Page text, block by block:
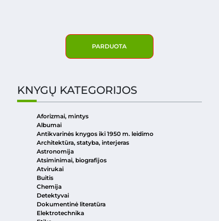
PARDUOTA
KNYGŲ KATEGORIJOS
Aforizmai, mintys
Albumai
Antikvarinės knygos iki 1950 m. leidimo
Architektūra, statyba, interjeras
Astronomija
Atsiminimai, biografijos
Atvirukai
Buitis
Chemija
Detektyvai
Dokumentinė literatūra
Elektrotechnika